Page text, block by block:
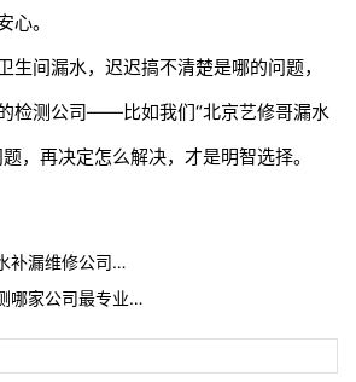
心。
间漏水，迟迟搞不清楚是哪的问题，
检测公司——比如我们“北京艺修哥漏水
，再决定怎么解决，才是明智选择。
补漏维修公司…
哪家公司最专业…